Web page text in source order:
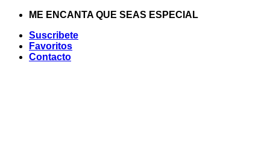
Saltar
contenido
ME ENCANTA QUE SEAS ESPECIAL
Suscribete
Favoritos
Contacto